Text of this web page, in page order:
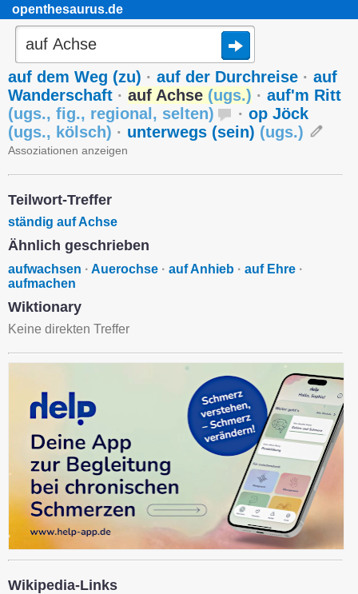
openthesaurus.de
auf dem Weg (zu) · auf der Durchreise · auf
Wanderschaft · auf Achse (ugs.) · auf'm Ritt
(ugs., fig., regional , selten) · op Jöck
(ugs., kölsch) · unterwegs (sein) (ugs.)
Assoziationen anzeigen
Teilwort-Treffer
ständig auf Achse
Ähnlich geschrieben
aufwachsen · Auerochse · auf Anhieb · auf Ehre ·
aufmachen
Wiktionary
Keine direkten Treffer
Wikipedia-Links